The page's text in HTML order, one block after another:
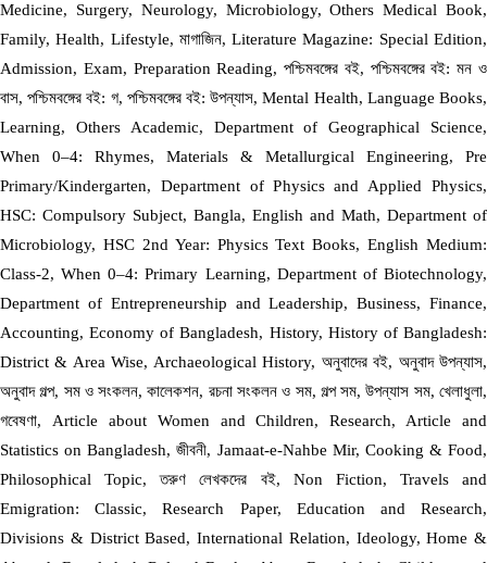
Medicine, Surgery, Neurology, Microbiology, Others Medical Book,
Family, Health, Lifestyle, মাগাজিন, Literature Magazine: Special Edition,
Admission, Exam, Preparation Reading, পশ্চিমবঙ্গের বই, পশ্চিমবঙ্গের বই: মন ও
বাস, পশ্চিমবঙ্গের বই: গ, পশ্চিমবঙ্গের বই: উপন্যাস, Mental Health, Language Books,
Learning, Others Academic, Department of Geographical Science,
When 0–4: Rhymes, Materials & Metallurgical Engineering, Pre
Primary/Kindergarten, Department of Physics and Applied Physics,
HSC: Compulsory Subject, Bangla, English and Math, Department of
Microbiology, HSC 2nd Year: Physics Text Books, English Medium:
Class-2, When 0–4: Primary Learning, Department of Biotechnology,
Department of Entrepreneurship and Leadership, Business, Finance,
Accounting, Economy of Bangladesh, History, History of Bangladesh:
District & Area Wise, Archaeological History, অনুবাদের বই, অনুবাদ উপন্যাস,
অনুবাদ গল্প, সম ও সংকলন, কালেকশন, রচনা সংকলন ও সম, গল্প সম, উপন্যাস সম, খেলাধুলা,
গবেষণা, Article about Women and Children, Research, Article and
Statistics on Bangladesh, জীবনী, Jamaat-e-Nahbe Mir, Cooking & Food,
Philosophical Topic, তরুণ লেখকদের বই, Non Fiction, Travels and
Emigration: Classic, Research Paper, Education and Research,
Divisions & District Based, International Relation, Ideology, Home &